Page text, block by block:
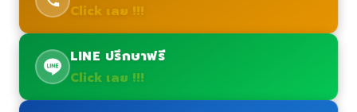
Click เลย !!!
LINE ปรึกษาฟรี
Click เลย !!!